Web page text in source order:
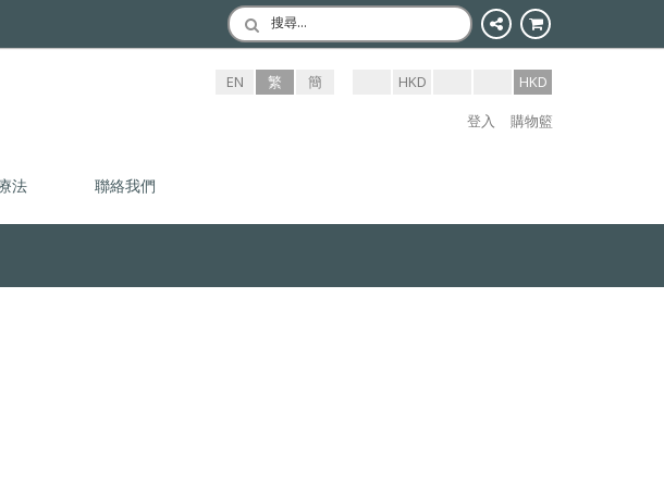
搜尋…
HKD HKD
EN 繁
簡
登入
購物籃
法 聯絡我們